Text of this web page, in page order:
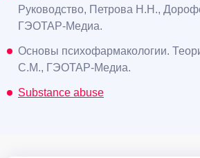
Руководство, Петрова Н.Н.,
ГЭОТАР-Медиа.
Основы психофармакологии.
С.М., ГЭОТАР-Медиа.
Substance abuse